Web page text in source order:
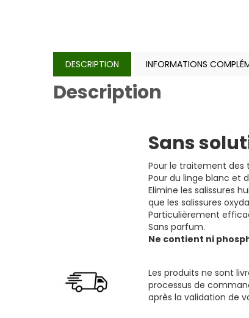
DESCRIPTION INFORMATIONS
Description
Sans
Pour le traitement des
Pour du linge blanc et
Elimine les salissures
que les salissures
Particulièrement
Sans parfum.
Ne contient ni
Les produits ne sont
processus de
après la validation de